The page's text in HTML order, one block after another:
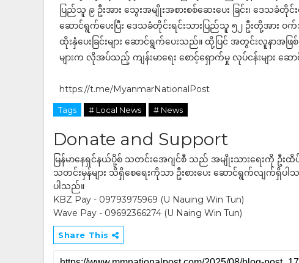
ပြည်သူ ၉ ဦးအား သွေးအမျိုးအစားစစ်ဆေးပေး ခြင်း၊ ဒေသခံတိုင်း
ဆောင်ရွက်ပေးပြီး ဒေသခံတိုင်းရင်းသားပြည်သူ ၅၂ ဦးတို့အာ
ထိုးနှံပေးခြင်းများ ဆောင်ရွက်ပေးသည်။ ထို့ပြင် အတွင်းလူန
များက လိုအပ်သည့် ကျန်းမာရေး စောင့်ရှောက်မှု လုပ်ငန်းများ
https://t.me/MyanmarNationalPost
Tags # Local News # News
Donate and Support
မြန်မာနေရှင်နယ်ပို့စ် သတင်းအေဂျင်စီ သည် အမျိုးသားရေးကို ဦး
သတင်းမှန်များ သိရှိစေရေးကိုသာ ဦးစားပေး ဆောင်ရွက်လျက်ရှိပ
ပါသည်။
KBZ Pay - 09793975969 (U Nauing Win Tun)
Wave Pay - 09692366274 (U Naing Win Tun)
Share This